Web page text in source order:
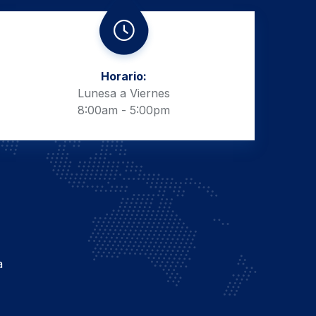
Horario:
Lunesa a Viernes
8:00am - 5:00pm